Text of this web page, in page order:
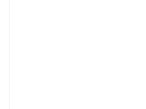
http://